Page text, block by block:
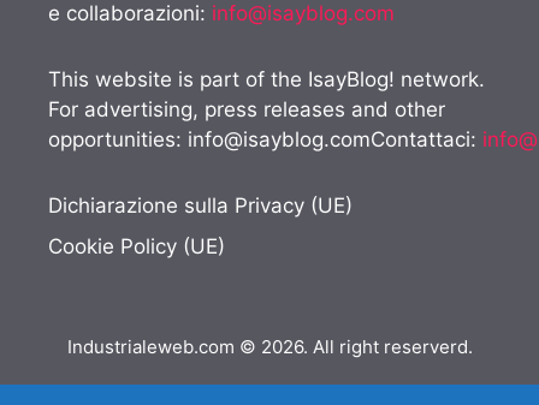
e collaborazioni: info@isayblog.com
This website is part of the IsayBlog! network.
For advertising, press releases and other
opportunities: info@isayblog.comContattaci:
Dichiarazione sulla Privacy (UE)
Cookie Policy (UE)
Industrialeweb.com © 2026. All right reserverd.